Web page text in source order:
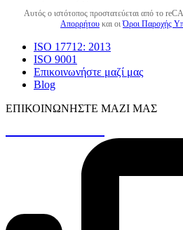
Αυτός ο ιστότοπος προστατεύεται από το
Απορρήτου και οιΌροι Παροχής
ISO 17712: 2013
ISO 9001
Επικοινωνήστε μαζί μας
Blog
ΕΠΙΚΟΙΝΩΝΉΣΤΕ ΜΑΖΊ ΜΑΣ